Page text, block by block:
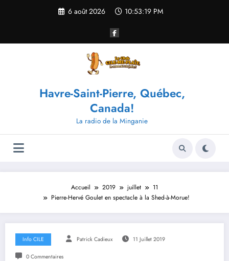
6 août 2026 10:53:19 PM
Havre-Saint-Pierre, Québec,
Canada!
La radio de la Minganie
Accueil 2019 juillet
11
Pierre-Hervé Goulet en spectacle à la Shed-à-Morue!
Info CILE Patrick Cadieux 11 Juillet 2019
0 Commentaires